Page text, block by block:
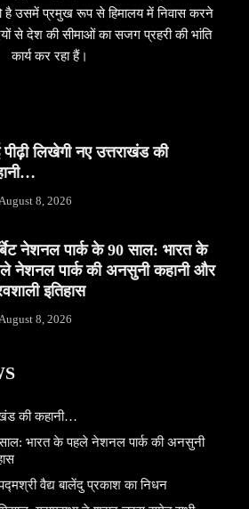
है उसमें प्रमुख रूप से हिमालय में निवास करने
से देश की सीमाओं का सजग प्रहरी की भांति
कार्य कर रहा हैं।
लिखेगी नए उत्तराखंड की
August 8, 2026
नेशनल पार्क के 90 साल: भारत के
नेशनल पार्क की अनसुनी कहानी और
इतिहास
August 8, 2026
की कहानी…
भारत के पहले नेशनल पार्क की अनसुनी
वैद्य बालेंदु प्रकाश का निधन